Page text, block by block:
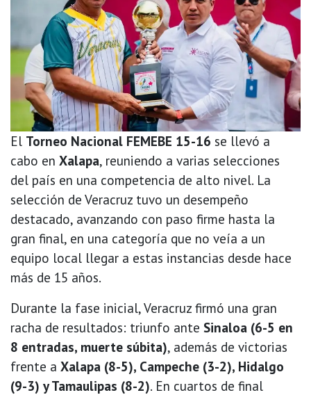
El Torneo Nacional FEMEBE 15-16 se llevó a
cabo en Xalapa, reuniendo a varias selecciones
del país en una competencia de alto nivel. La
selección de Veracruz tuvo un desempeño
destacado, avanzando con paso firme hasta la
gran final, en una categoría que no veía a un
equipo local llegar a estas instancias desde hace
más de 15 años.
Durante la fase inicial, Veracruz firmó una gran
racha de resultados: triunfo ante Sinaloa (6-5 en
8 entradas, muerte súbita), además de victorias
frente a Xalapa (8-5), Campeche (3-2), Hidalgo
(9-3) y Tamaulipas (8-2). En cuartos de final